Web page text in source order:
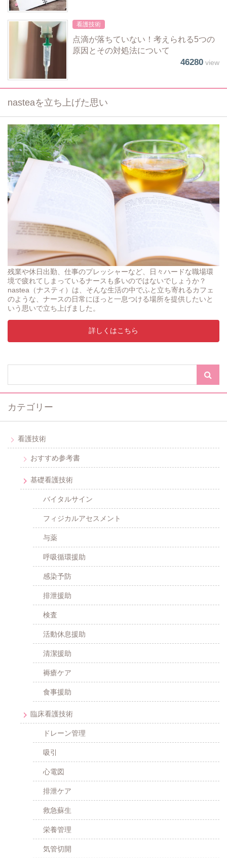
看護技術
点滴が落ちていない！考えられる5つの
原因とその対処法について
46280view
nasteaを立ち上げた思い
残業や休日出勤、仕事のプレッシャーなど、日々ハードな職場環
境で疲れてしまっているナースも多いのではないでしょうか？
nastea（ナスティ）は、そんな生活の中でふと立ち寄れるカフェ
のような、ナースの日常にほっと一息つける場所を提供したいと
いう思いで立ち上げました。
詳しくはこちら
カテゴリー
看護技術
おすすめ参考書
基礎看護技術
バイタルサイン
フィジカルアセスメント
与薬
呼吸循環援助
感染予防
排泄援助
検査
活動休息援助
清潔援助
褥瘡ケア
食事援助
臨床看護技術
ドレーン管理
吸引
心電図
排泄ケア
救急蘇生
栄養管理
気管切開